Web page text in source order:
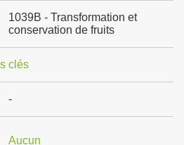
1039B - Transformation et
conservation de fruits
clés
-
Aucun